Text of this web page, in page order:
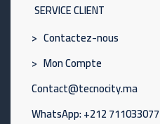
SERVICE CLIENT
> Contactez-nous
> Mon Compte
Contact@tecnocity.ma
WhatsApp: +212 711033077